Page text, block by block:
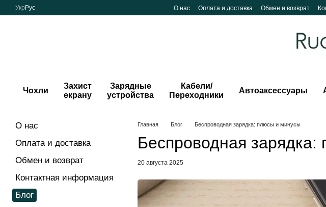
Перейти к основному контенту
Укр Рус О нас Оплата и доставка Обмен и возврат
Чохли
Захист
екрану
Зарядные
устройства
Кабели/
Переходники
Автоаксессуары
Главная Блог Беспроводная зарядка: плюсы и минусы
Беспроводная
20 августа 2025
О нас
Оплата и доставка
Обмен и возврат
Контактная информация
Блог